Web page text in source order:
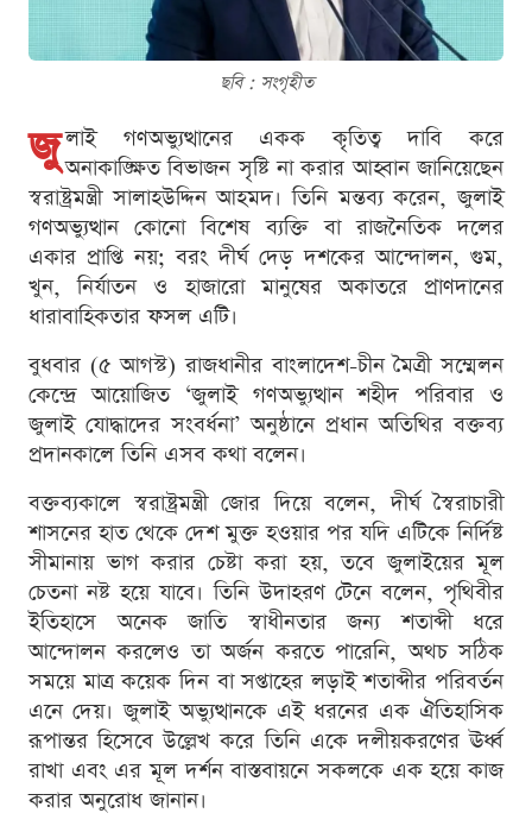
ছবি : সংগৃহীত
জু লাই গণঅভ্যুত্থানের একক কৃতিত্ব দাবি করে
অনাকাঙ্ক্ষিত বিভাজন সৃষ্টি না করার আহ্বান জানিয়েছেন
স্বরাষ্ট্রমন্ত্রী সালাহউদ্দিন আহমদ। তিনি মন্তব্য করেন, জুলাই
গণঅভ্যুত্থান কোনো বিশেষ ব্যক্তি বা রাজনৈতিক দলের
একার প্রাপ্তি নয়; বরং দীর্ঘ দেড় দশকের আন্দোলন, গুম,
খুন, নির্যাতন ও হাজারো মানুষের অকাতরে প্রাণদানের
ধারাবাহিকতার ফসল এটি।
বুধবার (৫ আগস্ট) রাজধানীর বাংলাদেশ-চীন মৈত্রী সম্মেলন
কেন্দ্রে আয়োজিত ‘জুলাই গণঅভ্যুত্থান শহীদ পরিবার ও
জুলাই যোদ্ধাদের সংবর্ধনা’ অনুষ্ঠানে প্রধান অতিথির বক্তব্য
প্রদানকালে তিনি এসব কথা বলেন।
বক্তব্যকালে স্বরাষ্ট্রমন্ত্রী জোর দিয়ে বলেন, দীর্ঘ স্বৈরাচারী
শাসনের হাত থেকে দেশ মুক্ত হওয়ার পর যদি এটিকে নির্দিষ্ট
সীমানায় ভাগ করার চেষ্টা করা হয়, তবে জুলাইয়ের মূল
চেতনা নষ্ট হয়ে যাবে। তিনি উদাহরণ টেনে বলেন, পৃথিবীর
ইতিহাসে অনেক জাতি স্বাধীনতার জন্য শতাব্দী ধরে
আন্দোলন করলেও তা অর্জন করতে পারেনি, অথচ সঠিক
সময়ে মাত্র কয়েক দিন বা সপ্তাহের লড়াই শতাব্দীর পরিবর্তন
এনে দেয়। জুলাই অভ্যুত্থানকে এই ধরনের এক ঐতিহাসিক
রূপান্তর হিসেবে উল্লেখ করে তিনি একে দলীয়করণের ঊর্ধ্ব
রাখা এবং এর মূল দর্শন বাস্তবায়নে সকলকে এক হয়ে কাজ
করার অনুরোধ জানান।